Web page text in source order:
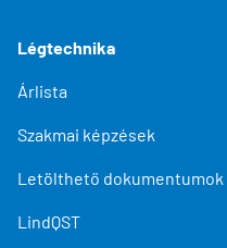
Légtechnika
Árlista
Szakmai képzések
Letölthető dokumentumok
LindQST